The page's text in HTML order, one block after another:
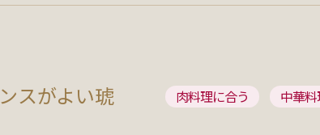
スがよい琥 肉料理に合う 中華